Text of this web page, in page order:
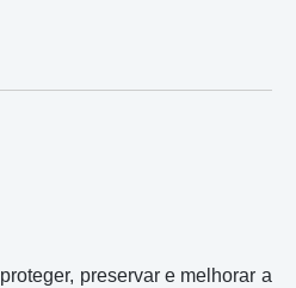
preservar e melhorar a